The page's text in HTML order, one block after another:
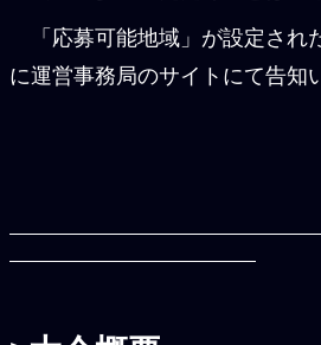
「応募可能地域」が設定され
に運営事務局のサイトにて告知